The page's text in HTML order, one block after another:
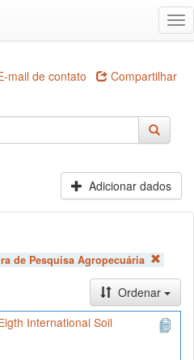
mail de contato Compartilhar
Adicionar dados
de Pesquisa Agropecuária
Ordenar
International Soil